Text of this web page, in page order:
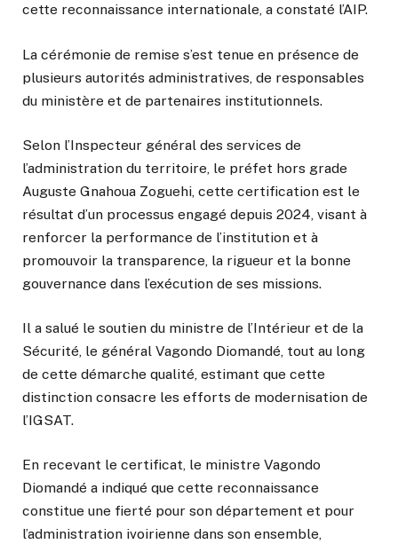
cette reconnaissance internationale, a constaté l’AIP.
La cérémonie de remise s’est tenue en présence de
plusieurs autorités administratives, de responsables
du ministère et de partenaires institutionnels.
Selon l’Inspecteur général des services de
l’administration du territoire, le préfet hors grade
Auguste Gnahoua Zoguehi, cette certification est le
résultat d’un processus engagé depuis 2024, visant à
renforcer la performance de l’institution et à
promouvoir la transparence, la rigueur et la bonne
gouvernance dans l’exécution de ses missions.
Il a salué le soutien du ministre de l’Intérieur et de la
Sécurité, le général Vagondo Diomandé, tout au long
de cette démarche qualité, estimant que cette
distinction consacre les efforts de modernisation de
l’IGSAT.
En recevant le certificat, le ministre Vagondo
Diomandé a indiqué que cette reconnaissance
constitue une fierté pour son département et pour
l’administration ivoirienne dans son ensemble,